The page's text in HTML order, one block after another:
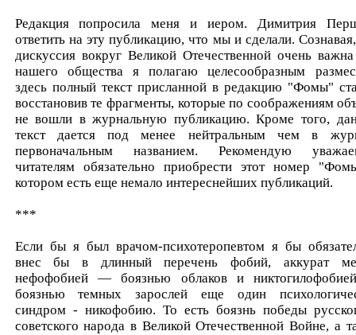
Редакция попросила меня и иером. Димитрия
ответить на эту публикацию, что мы и сделали.
дискуссия вокруг Великой Отечественной очень
нашего общества я полагаю целесообразным
здесь полный текст присланной в редакцию "Фомы"
восстановив те фрагменты, которые по соображениям
не вошли в журнальную публикацию. Кроме того,
текст дается под менее нейтральным чем в
первоначальным названием. Рекомендую
читателям обязательно приобрести этот номер
котором есть еще немало интереснейших публикаций.
***
Если бы я был врачом-психотеропевтом я бы
внес бы в длинный перечень фобий, аккурат
нефофобией — боязнью облаков и
боязнью темных зарослей еще один
синдром - никофобию. То есть боязнь победы
советского народа в Великой Отечественной Войне, а